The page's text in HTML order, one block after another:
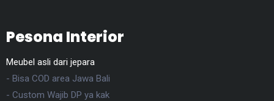
Pesona Interior
Meubel asli dari jepara
- Bisa COD area Jawa Bali
- Custom Wajib DP ya kak